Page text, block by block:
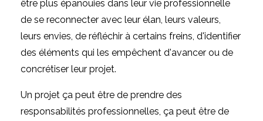
être plus épanouies dans leur vie professionnelle
de se reconnecter avec leur élan, leurs valeurs,
leurs envies, de réfléchir à certains freins, d'identifier
des éléments qui les empêchent d'avancer ou de
concrétiser leur projet.
Un projet ça peut être de prendre des
responsabilités professionnelles, ça peut être de